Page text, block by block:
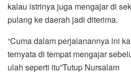
kalau istrinya juga mengajar di
pulang ke daerah jadi diterima.
“Cuma dalam perjalanannya ini
ternyata di tempat mengajar
ulah seperti itu”Tutup Nursalam